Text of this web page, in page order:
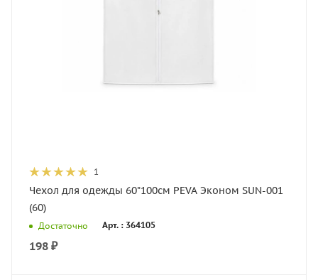
1
Чехол для одежды 60*100см PEVA Эконом SUN-001
(60)
Достаточно Арт. : 364105
198 ₽